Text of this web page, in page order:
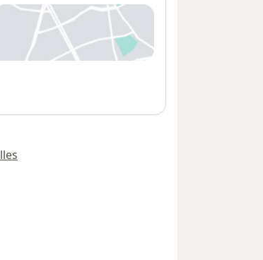
una nueva pestaña